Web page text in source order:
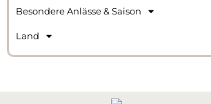
Besondere Anlässe & Saison
Land